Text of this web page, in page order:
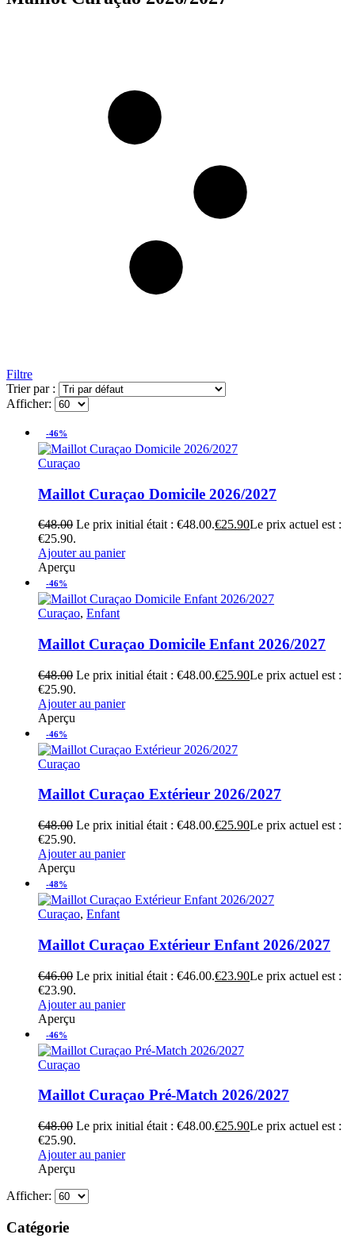
Filtre
Trier par :
Afficher:
-46%
Curaçao
Maillot Curaçao Domicile 2026/2027
€48.00 Le prix initial était : €48.00.€25.90Le prix actuel est :
€25.90.
Ajouter au panier
Aperçu
-46%
Curaçao, Enfant
Maillot Curaçao Domicile Enfant 2026/2027
€48.00 Le prix initial était : €48.00.€25.90Le prix actuel est :
€25.90.
Ajouter au panier
Aperçu
-46%
Curaçao
Maillot Curaçao Extérieur 2026/2027
€48.00 Le prix initial était : €48.00.€25.90Le prix actuel est :
€25.90.
Ajouter au panier
Aperçu
-48%
Curaçao, Enfant
Maillot Curaçao Extérieur Enfant 2026/2027
€46.00 Le prix initial était : €46.00.€23.90Le prix actuel est :
€23.90.
Ajouter au panier
Aperçu
-46%
Curaçao
Maillot Curaçao Pré-Match 2026/2027
€48.00 Le prix initial était : €48.00.€25.90Le prix actuel est :
€25.90.
Ajouter au panier
Aperçu
Afficher:
Catégorie